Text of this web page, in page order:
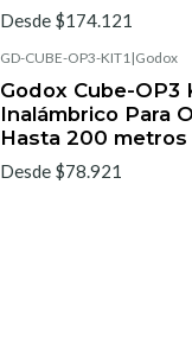
Desde $174.121
GD-CUBE-OP3-KIT1|Godox
Godox Cube-OP3
Inalámbrico Para
Hasta 200 metros
Desde $78.921